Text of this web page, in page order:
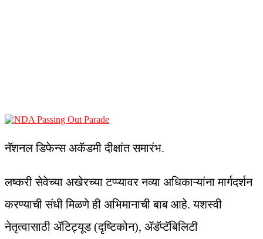
नॅशनल डिफेन्स अकॅडमी दीक्षांत समारंभ.
लष्करी सेवेच्या अखेरच्या टप्प्यावर नव्या अधिकाऱ्यांना मार्गदर्शन
करण्याची संधी मिळणे ही अभिमानाची बाब आहे. यशस्वी
नेतृत्वासाठी ॲटिट्यूड (दृष्टिकोन), ॲडॅप्टॅबिलिटी